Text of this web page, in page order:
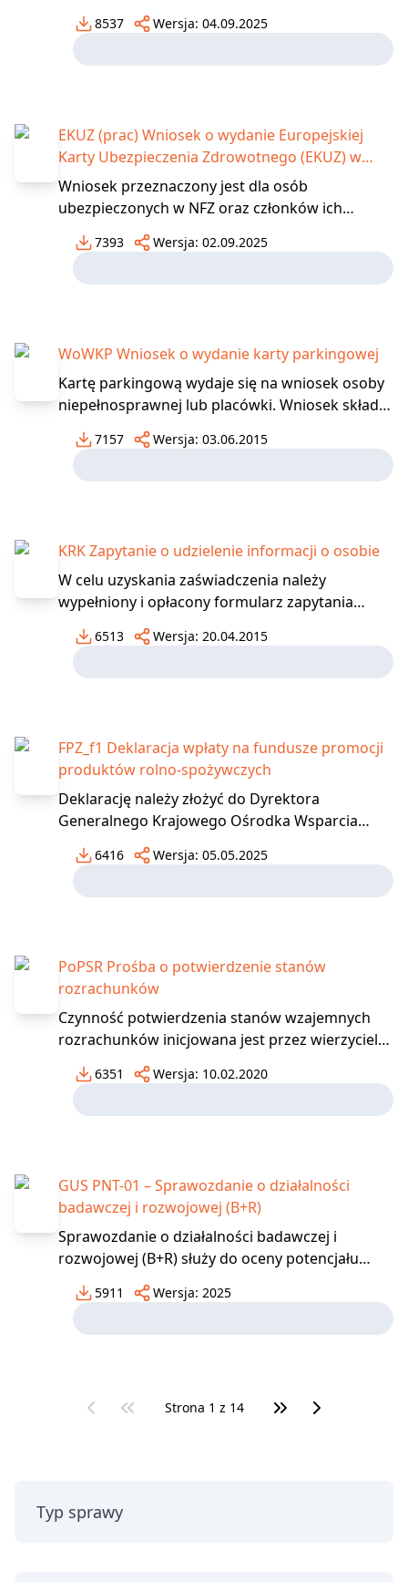
posiadacz jest osobą ubezpieczoną i ma prawo
do opieki zdrowotnej podczas pobytu w krajach
Unii Europejskiej i Europejskiego
8537 Wersja: 04.09.2025
EKUZ (prac) Wniosek o wydanie Europejskiej
Karty Ubezpieczenia Zdrowotnego (EKUZ) w
związku z wykonywaniem pracy w innym
państwie UE/EFTA
Wniosek przeznaczony jest dla osób
ubezpieczonych w NFZ oraz członków ich
rodzin, których wyjazd do innego niż Polska
państwa członkowskiego UE/EFTA związany jest
z poszukiwaniem pracy, wykonywaniem pracy, w
7393 Wersja: 02.09.2025
WoWKP Wniosek o wydanie karty parkingowej
Kartę parkingową wydaje się na wniosek osoby
niepełnosprawnej lub placówki. Wniosek składa
się do przewodniczącego powiatowego zespołu
do spraw orzekania o niepełnosprawności,
właściwego ze względu na miejsce stałego
7157 Wersja: 03.06.2015
KRK Zapytanie o udzielenie informacji o osobie
W celu uzyskania zaświadczenia należy
wypełniony i opłacony formularz zapytania
złożyć osobiście w Biurze Informacyjnym
Krajowego Rejestru Karnego lub jednym z
Punktów Informacyjnych KRK, bądź przesłać
6513 Wersja: 20.04.2015
FPZ_f1 Deklaracja wpłaty na fundusze promocji
produktów rolno-spożywczych
Deklarację należy złożyć do Dyrektora
Generalnego Krajowego Ośrodka Wsparcia
Rolnictwa za pośrednictwem Oddziału
Terenowego KOWR właściwego miejscowo dla
siedziby przedsiębiorcy. Przedsiębiorcy
6416 Wersja: 05.05.2025
PoPSR Prośba o potwierdzenie stanów
rozrachunków
Czynność potwierdzenia stanów wzajemnych
rozrachunków inicjowana jest przez wierzyciela i
zobowiązuje dłużnika do odpowiedzi w formie
potwierdzenia zgodności wskazanych sald lub
wskazania niezgodności i wartości
6351 Wersja: 10.02.2020
GUS PNT-01 – Sprawozdanie o działalności
badawczej i rozwojowej (B+R)
Sprawozdanie o działalności badawczej i
rozwojowej (B+R) służy do oceny potencjału
naukowo-badawczego kraju. Obejmuje ono
informacje w ujęciu dostosowanym do
standardów międzynarodowych, zawartych w
5911 Wersja: 2025
Strona 1 z 14
Typ sprawy